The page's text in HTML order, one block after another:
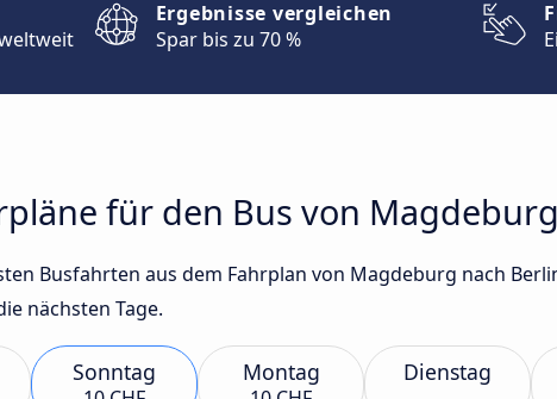
Ergebnisse vergleichen
Spar bis zu 70 %
für den Bus von
Busfahrten aus dem Fahrplan von Magdeburg nach
nächsten Tage.
Sonntag Montag Dienstag